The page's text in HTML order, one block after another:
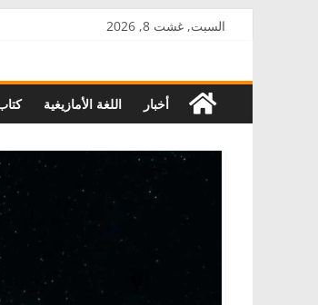
السبت, غشت 8, 2026
AkalPress
منبر
المغرب
أخبار اللغة الأمازيغية